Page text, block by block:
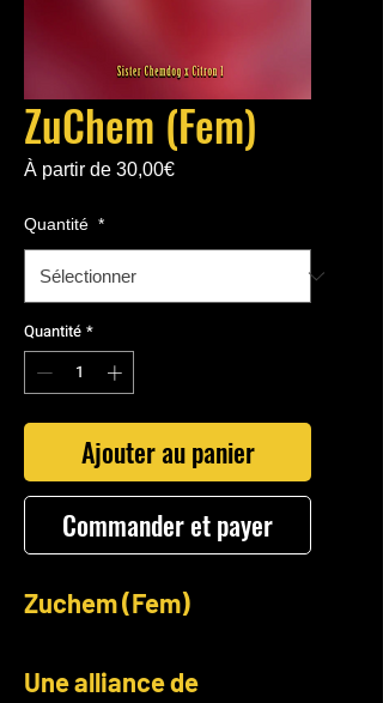
ZuChem (Fem)
À partir de 30,00€Prix
Quantité *
Quantité *
Ajouter au panier
Commander et payer
Zuchem (Fem)
Une alliance de